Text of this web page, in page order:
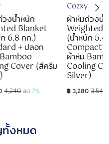
วงน้ำหนัก
Blanket
6.8 กก.)
+ ปลอก
Cover (สีครีม
4,240 ลด 7%
Cozxy
ผ้าห่มถ่วงน้
Weighted
(น้ำหนัก
Compact
ผ้าห่ม
Cooling
Silver)
฿ 3,280 3,540
งหมด